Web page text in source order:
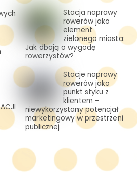
Stacja naprawy
rowerów jako
element
zielonego miasta:
Jak dbają o wygodę
rowerzystów?
Stacje naprawy
rowerów jako
punkt styku z
klientem –
niewykorzystany potencjał
marketingowy w przestrzeni
publicznej